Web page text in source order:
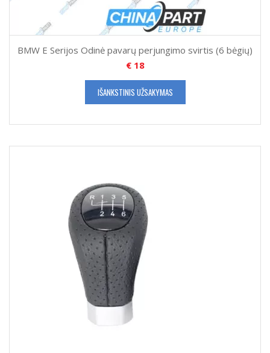
BMW E Serijos Odinė pavarų perjungimo svirtis (6 bėgių)
€18
IŠANKSTINIS UŽSAKYMAS